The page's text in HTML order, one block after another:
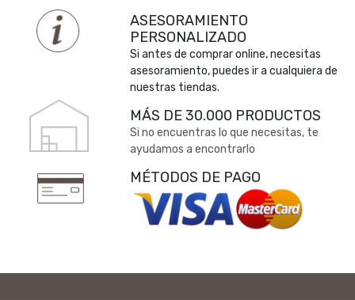
ASESORAMIENTO
PERSONALIZADO
Si antes de comprar online, necesitas
asesoramiento, puedes ir a cualquiera de
nuestras tiendas.
MÁS DE 30.000 PRODUCTOS
Si no encuentras lo que necesitas, te
ayudamos a encontrarlo
MÉTODOS DE PAGO